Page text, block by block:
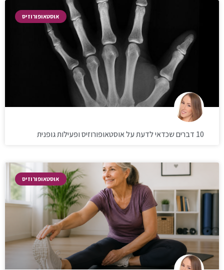
אוסטאופורוזיס
10 דברים שכדאי לדעת על אוסטאופורוזיס ופעילות גופנית
אוסטאופורוזיס